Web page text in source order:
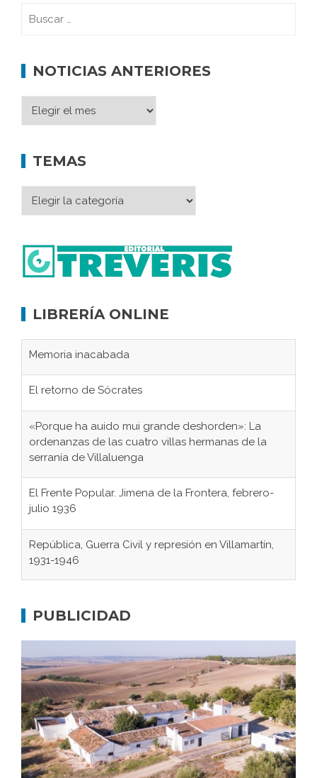
NOTICIAS ANTERIORES
TEMAS
LIBRERÍA ONLINE
Memoria inacabada
El retorno de Sócrates
«Porque ha auido mui grande deshorden»: La
ordenanzas de las cuatro villas hermanas de la
serranía de Villaluenga
El Frente Popular. Jimena de la Frontera, febrero-
julio 1936
República, Guerra Civil y represión en Villamartín,
1931-1946
concentración nazis
Bornos
El Frente Popular. Ubrique, febrero-julio 1936
Juntar las letras. La alfabetización en el campo: del
afán de saber a la autogestión
PUBLICIDAD